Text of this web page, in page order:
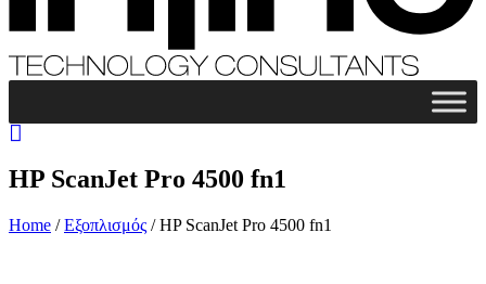
HP ScanJet Pro 4500 fn1
Home /Εξοπλισμός /HP ScanJet Pro 4500 fn1